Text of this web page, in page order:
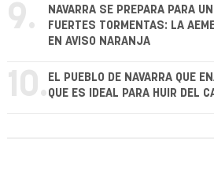
9.
NAVARRA SE PREPARA PARA
FUERTES TORMENTAS: LA
EN AVISO NARANJA
10. EL PUEBLO DE NAVARRA QUE
QUE ES IDEAL PARA HUIR DEL